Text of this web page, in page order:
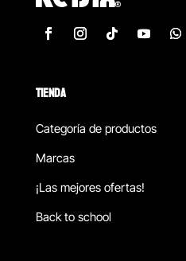
TIENDA
Categoría de productos
Marcas
¡Las mejores ofertas!
Back to school